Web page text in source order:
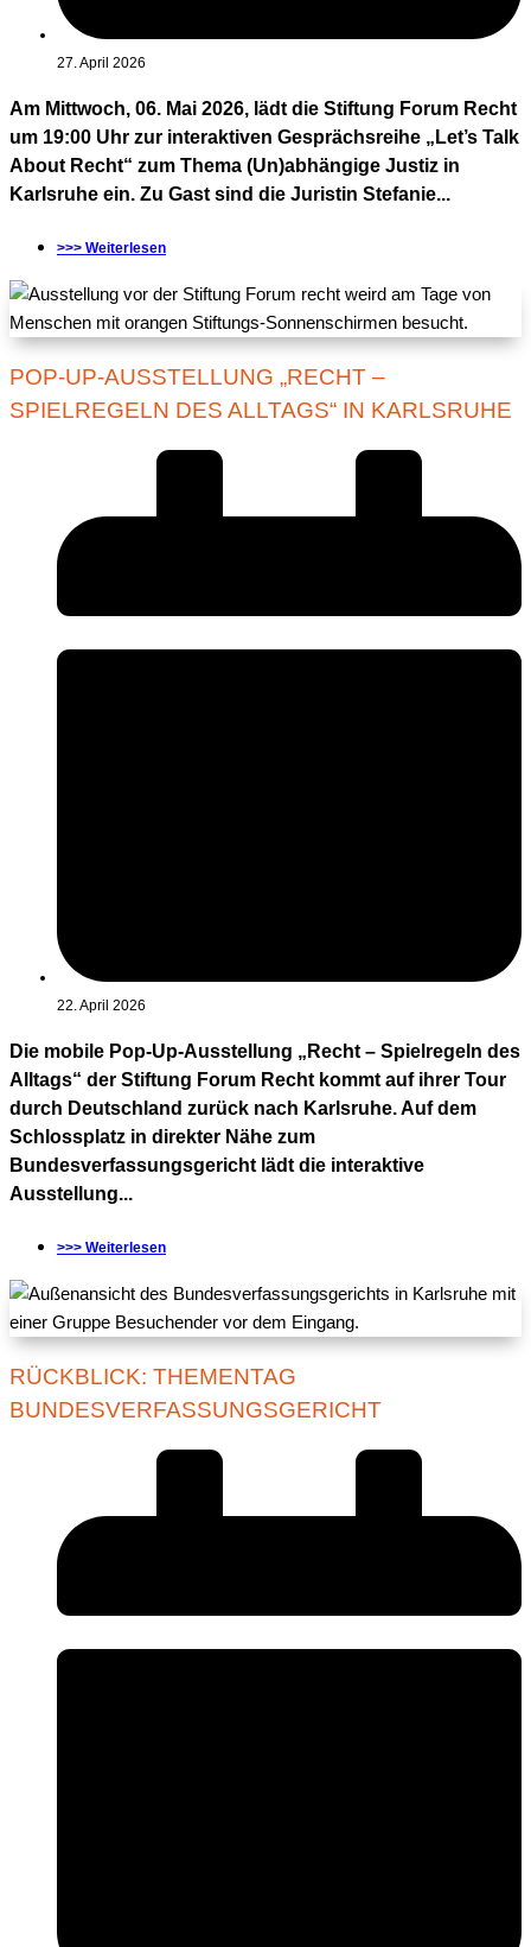
27. April 2026
Am Mittwoch, 06. Mai 2026, lädt die Stiftung Forum Recht
um 19:00 Uhr zur interaktiven Gesprächsreihe „Let’s Talk
About Recht“ zum Thema (Un)abhängige Justiz in
Karlsruhe ein. Zu Gast sind die Juristin Stefanie...
>>> Weiterlesen
POP-UP-AUSSTELLUNG „RECHT –
SPIELREGELN DES ALLTAGS“ IN KARLSRUHE
22. April 2026
Die mobile Pop-Up-Ausstellung „Recht – Spielregeln des
Alltags“ der Stiftung Forum Recht kommt auf ihrer Tour
durch Deutschland zurück nach Karlsruhe. Auf dem
Schlossplatz in direkter Nähe zum
Bundesverfassungsgericht lädt die interaktive
Ausstellung...
>>> Weiterlesen
RÜCKBLICK: THEMENTAG
BUNDESVERFASSUNGSGERICHT